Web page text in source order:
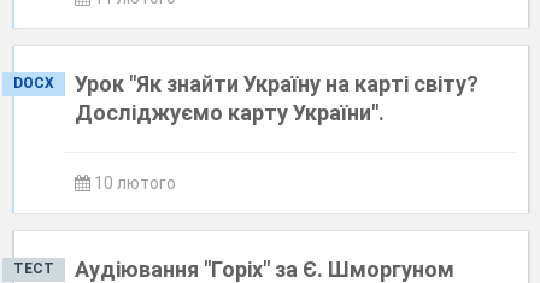
DOCX
Урок "Як знайти Україну на карті світу?
Досліджуємо карту України".
10 лютого
ТЕСТ Аудіювання "Горіх" за Є. Шморгуном